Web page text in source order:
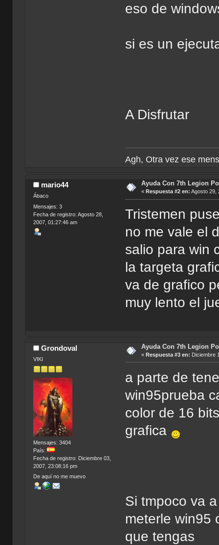
eso de
si es un
A Disfrutar
Agh, Otra vez ese
mario44
Ábaco
Mensajes: 3
Fecha de registro: Agosto 28,
2007, 01:27:46 am
Ayuda Con 7th Legion
« Respuesta #2 en: Agosto 29,
Tristemen
no me vale el
salio para win
la targeta
va de grafico
muy lento el
Grondoval
VIKI
Mensajes: 3404
País:
Fecha de registro: Diciembre 03,
2007, 23:08:16 pm
De aquí no me muevo
Ayuda Con 7th Legion
« Respuesta #3 en: Diciembre
a parte de
win95prueba
color de 16
grafica
Si tmpoco va
meterle win95
que tengas